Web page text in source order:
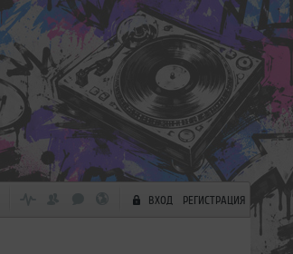
ВХОД РЕГИСТРАЦИЯ